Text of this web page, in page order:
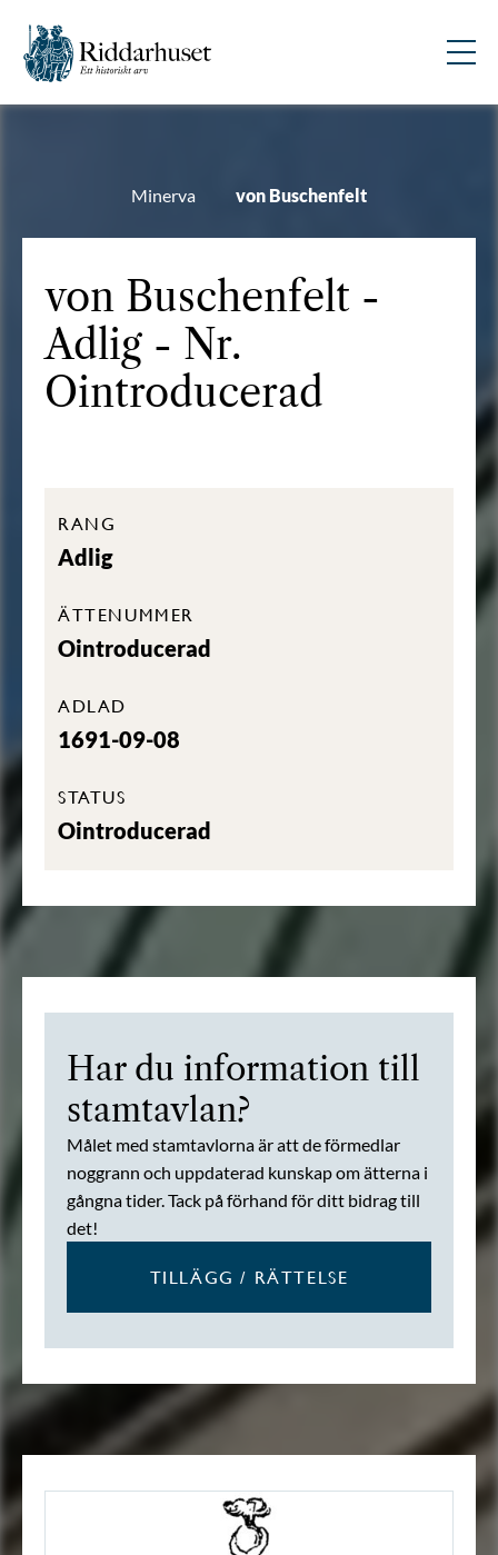
Minerva von Buschenfelt
von Buschenfelt -
Adlig - Nr.
Ointroducerad
RANG
Adlig
ÄTTENUMMER
Ointroducerad
ADLAD
1691-09-08
STATUS
Ointroducerad
Har du information till
stamtavlan?
Målet med stamtavlorna är att de förmedlar
noggrann och uppdaterad kunskap om ätterna i
gångna tider. Tack på förhand för ditt bidrag till
det!
TILLÄGG / RÄTTELSE